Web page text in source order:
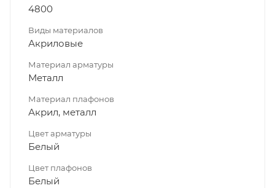
4800
Виды материалов
Акриловые
Материал арматуры
Металл
Материал плафонов
Акрил, металл
Цвет арматуры
Белый
Цвет плафонов
Белый